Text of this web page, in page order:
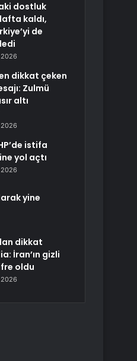
dostluk
kaldı,
de
dikkat çeken
Zulmü
altı
istifa
yol açtı
yine
dikkat
İran’ın gizli
oldu